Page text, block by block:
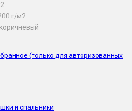
г/м2
(только для авторизованных
и спальники